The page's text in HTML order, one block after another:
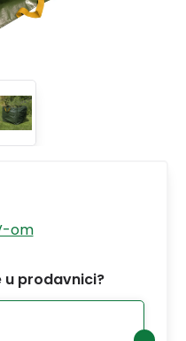
om
u prodavnici?